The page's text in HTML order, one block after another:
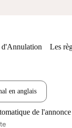
d'Annulation Les
en anglais
de l'annonce